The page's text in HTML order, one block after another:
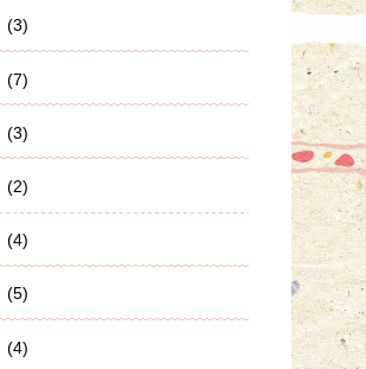
(3)
(7)
(3)
(2)
(4)
(5)
(4)